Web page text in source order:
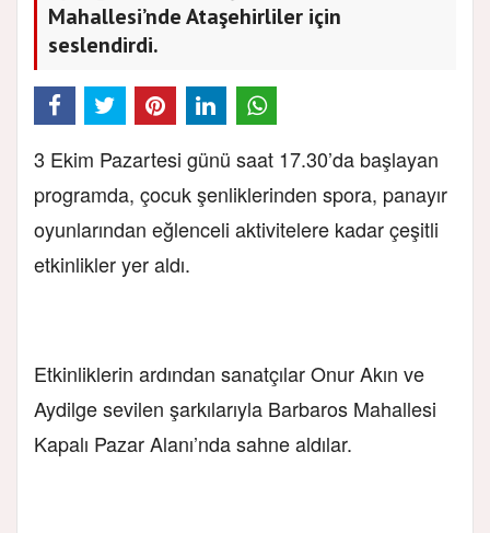
Mahallesi’nde Ataşehirliler için
seslendirdi.
3 Ekim Pazartesi günü saat 17.30’da başlayan
programda, çocuk şenliklerinden spora, panayır
oyunlarından eğlenceli aktivitelere kadar çeşitli
etkinlikler yer aldı.
Etkinliklerin ardından sanatçılar Onur Akın ve
Aydilge sevilen şarkılarıyla Barbaros Mahallesi
Kapalı Pazar Alanı’nda sahne aldılar.